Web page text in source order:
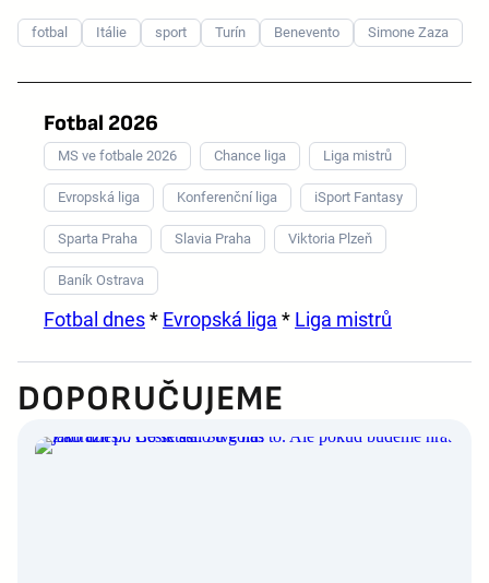
fotbal Itálie sport Turín Benevento Simone Zaza
Fotbal 2026
MS ve fotbale 2026 Chance liga Liga mistrů
Evropská liga Konferenční liga iSport Fantasy
Sparta Praha Slavia Praha Viktoria Plzeň
Baník Ostrava
Fotbal dnes* Evropská liga * Liga mistrů
DOPORUČUJEME